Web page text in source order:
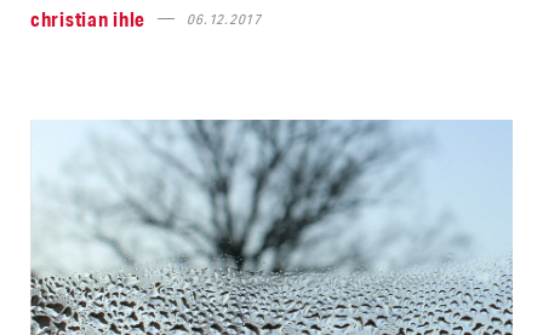
christian ihle
06.12.2017